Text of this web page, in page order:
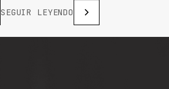
SEGUIR LEYENDO